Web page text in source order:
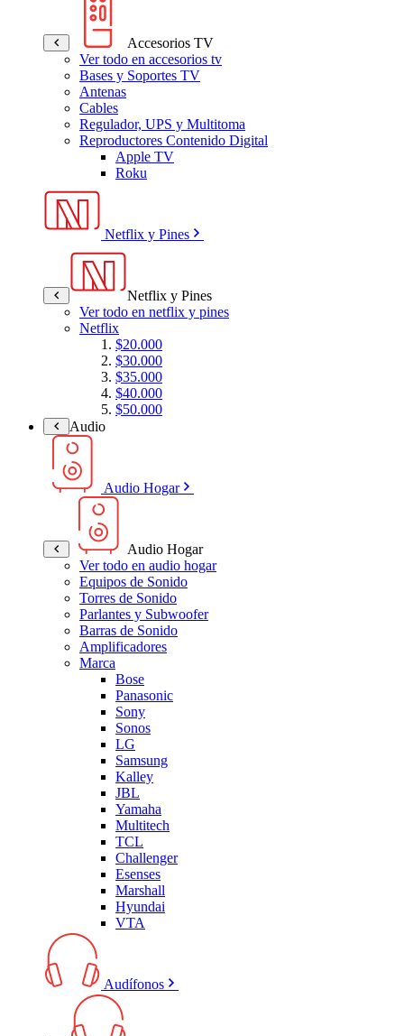
Accesorios TV
Ver todo en accesorios tv
Bases y Soportes TV
Antenas
Cables
Regulador, UPS y Multitoma
Reproductores Contenido Digital
Apple TV
Roku
Netflix y Pines
Netflix y Pines
Ver todo en netflix y pines
Netflix
$20.000
$30.000
$35.000
$40.000
$50.000
Audio
Audio Hogar
Audio Hogar
Ver todo en audio hogar
Equipos de Sonido
Torres de Sonido
Parlantes y Subwoofer
Barras de Sonido
Amplificadores
Marca
Bose
Panasonic
Sony
Sonos
LG
Samsung
Kalley
JBL
Yamaha
Multitech
TCL
Challenger
Esenses
Marshall
Hyundai
VTA
Audífonos